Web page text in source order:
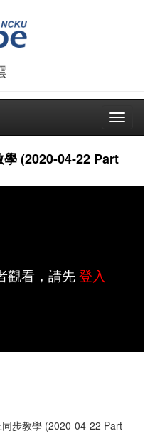
Toggle
(2020-04-22 Part
觀看，請先登入
步教學 (2020-04-22 Part